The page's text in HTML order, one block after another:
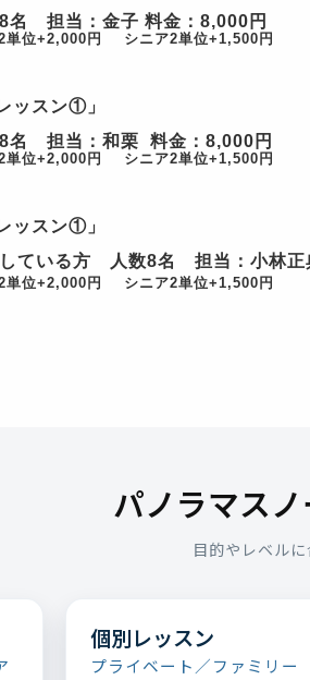
8名 担当：金子 料金：8,000円
単位+2,000円 シニア2単位+1,500円
ッスン① 」
8名 担当：和栗 料金：8,000円
単位+2,000円 シニア2単位+1,500円
ッスン① 」
ている方 人数8名 担当：小林正
単位+2,000円 シニア2単位+1,500円
パノラマス
目的やレベル
個別レッスン
プライベート／ファミリー